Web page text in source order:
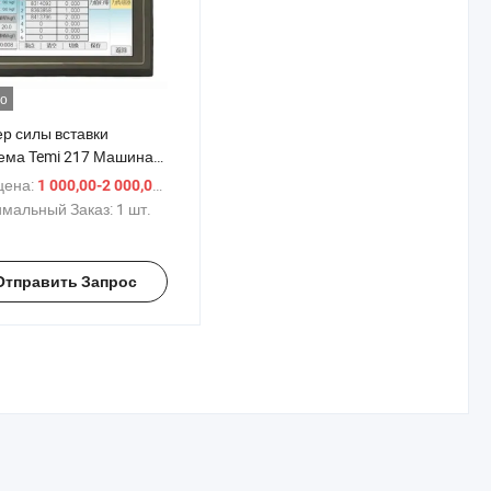
силы вставки
Temi 217 Машина
на
разъема
1 000,00-2 000,00 $
Заказ: 1 шт.
Запрос